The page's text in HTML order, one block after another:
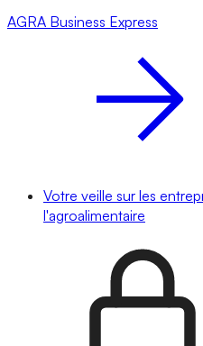
AGRA Business Express
Votre veille sur les
l'agroalimentaire